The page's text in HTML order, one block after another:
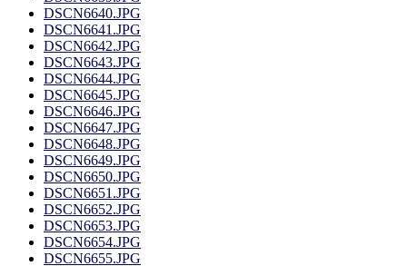
DSCN6640.JPG
DSCN6641.JPG
DSCN6642.JPG
DSCN6643.JPG
DSCN6644.JPG
DSCN6645.JPG
DSCN6646.JPG
DSCN6647.JPG
DSCN6648.JPG
DSCN6649.JPG
DSCN6650.JPG
DSCN6651.JPG
DSCN6652.JPG
DSCN6653.JPG
DSCN6654.JPG
DSCN6655.JPG